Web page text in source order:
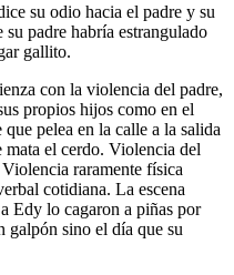
su odio hacia el padre y su
su padre habría estrangulado
gallito.
con la violencia del padre,
propios hijos como en el
pelea en la calle a la salida
mata el cerdo. Violencia del
raramente física
cotidiana. La escena
Edy lo cagaron a piñas por
galpón sino el día que su